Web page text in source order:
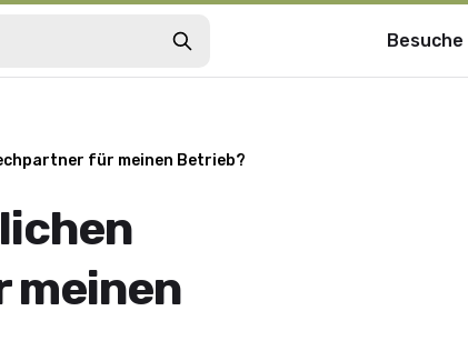
Besuche
für meinen Betrieb?
meinen